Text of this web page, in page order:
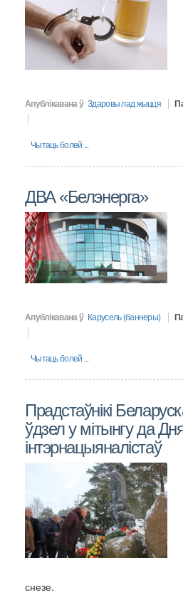
Апублікавана ў Здаровы лад жыцця
Чытаць болей ...
ДВА «Белэнерга»
Апублікавана ў Карусель (баннеры)
Чытаць болей ...
Прадстаўнікі
ўдзел у мітынгу да
інтэрнацыяналістаў
снезе.